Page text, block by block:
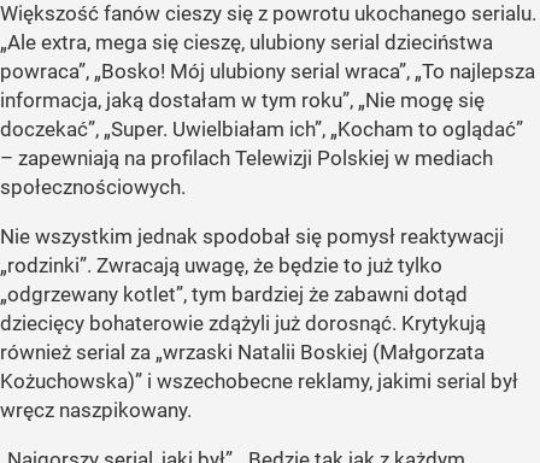
Większość fanów cieszy się z powrotu ukochanego serialu.
„Ale extra, mega się cieszę, ulubiony serial dzieciństwa
powraca”, „Bosko! Mój ulubiony serial wraca”, „To najlepsza
informacja, jaką dostałam w tym roku”, „Nie mogę się
doczekać”, „Super. Uwielbiałam ich”, „Kocham to oglądać”
– zapewniają na profilach Telewizji Polskiej w mediach
społecznościowych.
Nie wszystkim jednak spodobał się pomysł reaktywacji
„rodzinki”. Zwracają uwagę, że będzie to już tylko
„odgrzewany kotlet”, tym bardziej że zabawni dotąd
dziecięcy bohaterowie zdążyli już dorosnąć. Krytykują
również serial za „wrzaski Natalii Boskiej (Małgorzata
Kożuchowska)” i wszechobecne reklamy, jakimi serial był
wręcz naszpikowany.